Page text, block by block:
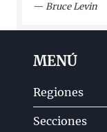
— Bruce Levin
MENÚ
Regiones
Secciones